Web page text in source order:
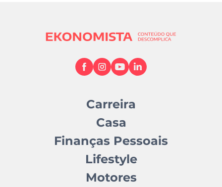
Carreira
Casa
Finanças Pessoais
Lifestyle
Motores